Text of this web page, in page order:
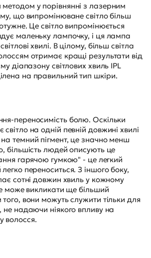
у порівнянні з лазерним
що випромінюване світло більш
Це світло випромінюється
маленьку лампочку, і ця лампа
хвилі. В цілому, більш світла
отримає кращі результати від
діапазону світлових хвиль IPL
на правильний тип шкіри.
переносимість болю. Оскільки
на одній певній довжині хвилі
темний пігмент, це значно менш
більшість людей описують це
гарячою гумкою" - це легкий
переноситься. З іншого боку,
сотні довжин хвиль у кожному
може викликати ще більший
вони можуть служити тільки для
не надаючи ніякого впливу на
волосся.